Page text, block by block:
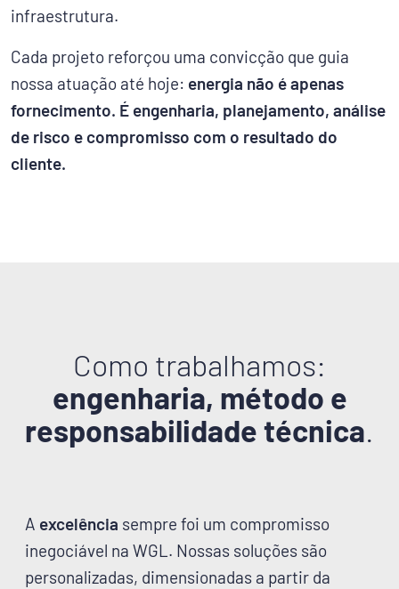
infraestrutura.
Cada projeto reforçou uma convicção que guia
nossa atuação até hoje: energia não é apenas
fornecimento. É engenharia, planejamento, análise
de risco e compromisso com o resultado do
cliente.
Como trabalhamos:
engenharia, método e
responsabilidade técnica.
A excelência sempre foi um compromisso
inegociável na WGL. Nossas soluções são
personalizadas, dimensionadas a partir da